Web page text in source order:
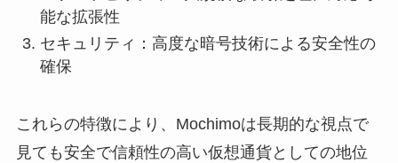
能な拡張性
セキュリティ：高度な暗号技術による安全性の
確保
これらの特徴により、Mochimoは長期的な視点で
見ても安全で信頼性の高い仮想通貨としての地位